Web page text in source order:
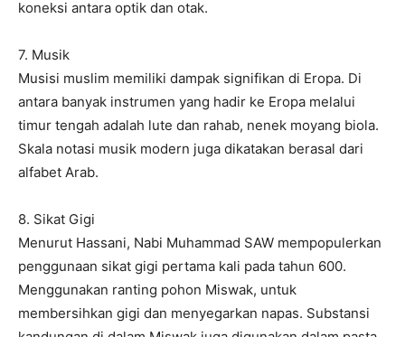
koneksi antara optik dan otak.
7. Musik
Musisi muslim memiliki dampak signifikan di Eropa. Di
antara banyak instrumen yang hadir ke Eropa melalui
timur tengah adalah lute dan rahab, nenek moyang biola.
Skala notasi musik modern juga dikatakan berasal dari
alfabet Arab.
8. Sikat Gigi
Menurut Hassani, Nabi Muhammad SAW mempopulerkan
penggunaan sikat gigi pertama kali pada tahun 600.
Menggunakan ranting pohon Miswak, untuk
membersihkan gigi dan menyegarkan napas. Substansi